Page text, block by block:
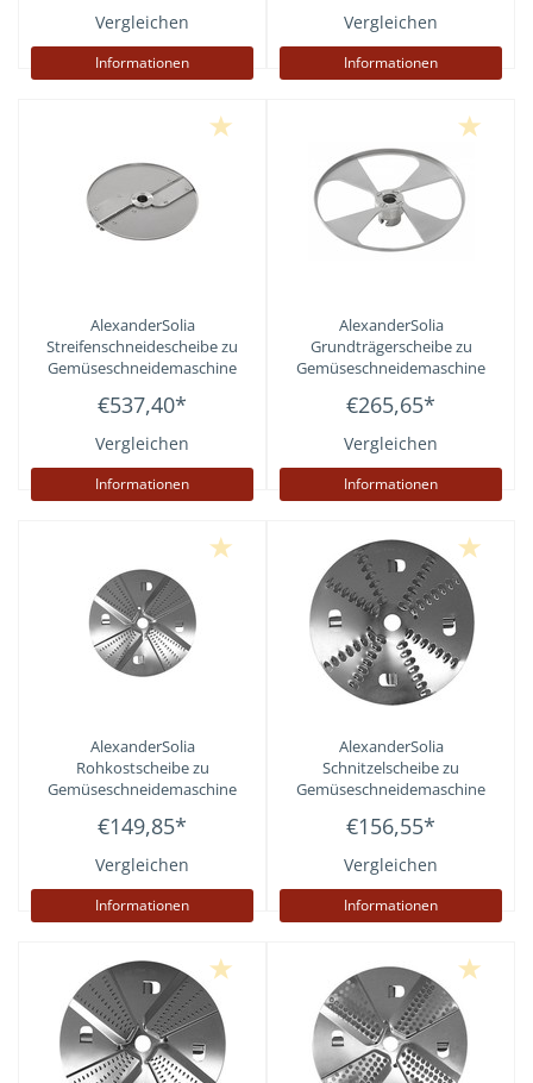
Vergleichen
Informationen
Vergleichen
Informationen
AlexanderSolia
Streifenschneidescheibe zu
Gemüseschneidemaschine
€537,40*
Vergleichen
Informationen
AlexanderSolia
Grundträgerscheibe zu
Gemüseschneidemaschine
€265,65*
Vergleichen
Informationen
AlexanderSolia
Rohkostscheibe zu
Gemüseschneidemaschine
€149,85*
Vergleichen
Informationen
AlexanderSolia
Schnitzelscheibe zu
Gemüseschneidemaschine
€156,55*
Vergleichen
Informationen